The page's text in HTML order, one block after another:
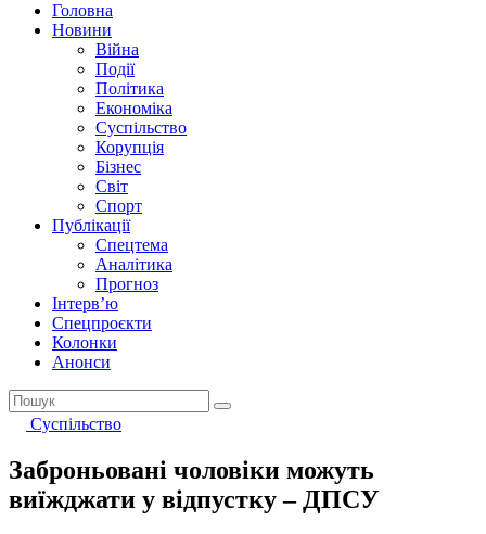
Головна
Новини
Війна
Події
Політика
Економіка
Суспільство
Корупція
Бізнес
Світ
Спорт
Публікації
Спецтема
Аналітика
Прогноз
Інтерв’ю
Спецпроєкти
Колонки
Анонси
Суспільство
Заброньовані чоловіки можуть
виїжджати у відпустку – ДПСУ